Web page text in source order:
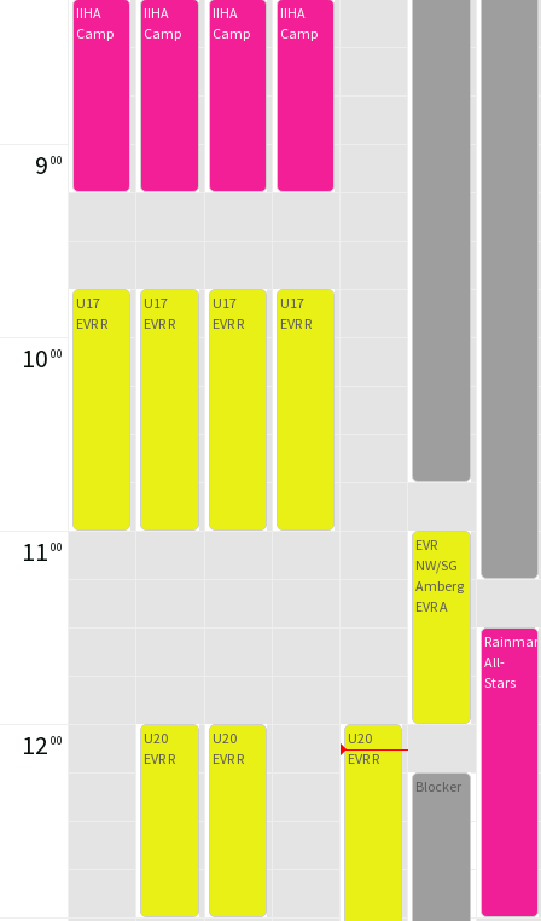
9 00
10 00
11 00
12 00
IIHA
Camp
U17
EVR R
IIHA
Camp
U17
EVR R
U20
EVR R
IIHA
Camp
U17
EVR R
U20
EVR R
IIHA
Camp
U17
EVR R
U20
EVR R
EVR
NW/SG
Amberg
EVR A
Blocker
Rainman
All-
Stars